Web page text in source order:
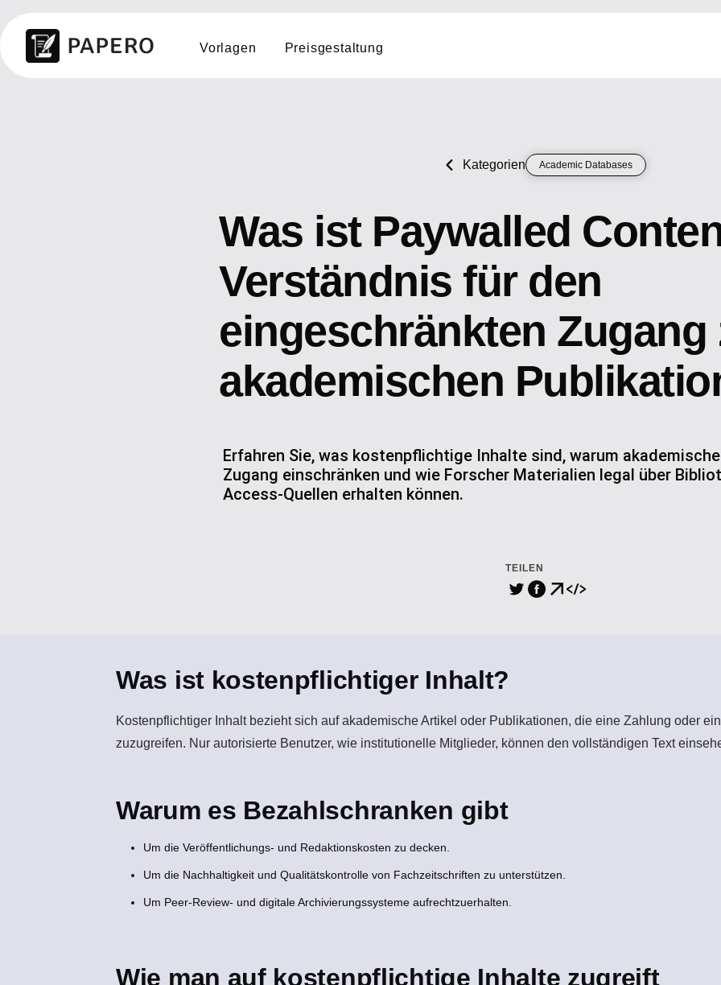
Vorlagen Preisgestaltung
Kategorien Academic Databases
Was ist Paywalled
Verständnis für den
eingeschränkten Zugang
akademischen
Erfahren Sie, was kostenpflichtige Inhalte sind, warum
Zugang einschränken und wie Forscher Materialien legal über
Access-Quellen erhalten können.
TEILEN
Was ist kostenpflichtiger Inhalt?
Kostenpflichtiger Inhaltbezieht sich auf akademische Artikel oder Publikationen, die eine Zahlung oder
zuzugreifen. Nur autorisierte Benutzer, wie institutionelle Mitglieder, können den vollständigen Text
Warum es Bezahlschranken gibt
Um die Veröffentlichungs- und Redaktionskosten zu decken.
Um die Nachhaltigkeit und Qualitätskontrolle von Fachzeitschriften zu unterstützen.
Um Peer-Review- und digitale Archivierungssysteme aufrechtzuerhalten.
Wie man auf kostenpflichtige Inhalte zugreift